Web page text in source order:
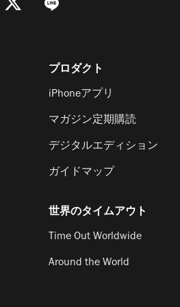
プロダクト
iPhoneアプリ
マガジン定期購読
デジタルエディション
ガイドマップ
世界のタイムアウト
Time Out Worldwide
Around the World